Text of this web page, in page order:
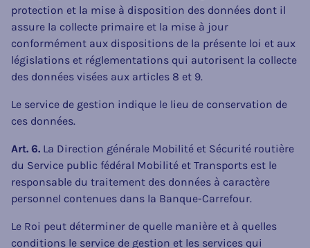
protection et la mise à disposition des données dont il
assure la collecte primaire et la mise à jour
conformément aux dispositions de la présente loi et aux
législations et réglementations qui autorisent la collecte
des données visées aux articles 8 et 9.
Le service de gestion indique le lieu de conservation de
ces données.
Art. 6. La Direction générale Mobilité et Sécurité routière
du Service public fédéral Mobilité et Transports est le
responsable du traitement des données à caractère
personnel contenues dans la Banque-Carrefour.
Le Roi peut déterminer de quelle manière et à quelles
conditions le service de gestion et les services qui